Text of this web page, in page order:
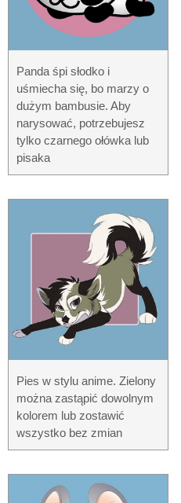
Panda śpi słodko i
uśmiecha się, bo marzy o
dużym bambusie. Aby
narysować, potrzebujesz
tylko czarnego ołówka lub
pisaka
Pies w stylu anime. Zielony
można zastąpić dowolnym
kolorem lub zostawić
wszystko bez zmian